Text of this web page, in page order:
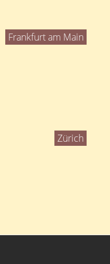
Frankfurt am Main
Zürich